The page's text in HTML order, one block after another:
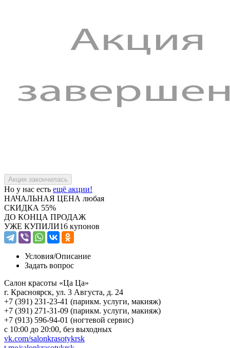
Но у нас есть ещё акции!
НАЧАЛЬНАЯ ЦЕНА любая
СКИДКА 55%
ДО КОНЦА ПРОДАЖ
УЖЕ КУПИЛИ16 купонов
Условия/Описание
Задать вопрос
Салон красоты «Ца Ца»
г. Красноярск, ул. 3 Августа, д. 24
+7 (391) 231-23-41 (парикм. услуги, макияж)
+7 (391) 271-31-09 (парикм. услуги, макияж)
+7 (913) 596-94-01 (ногтевой сервис)
с 10:00 до 20:00, без выходных
vk.com/salonkrasotykrsk